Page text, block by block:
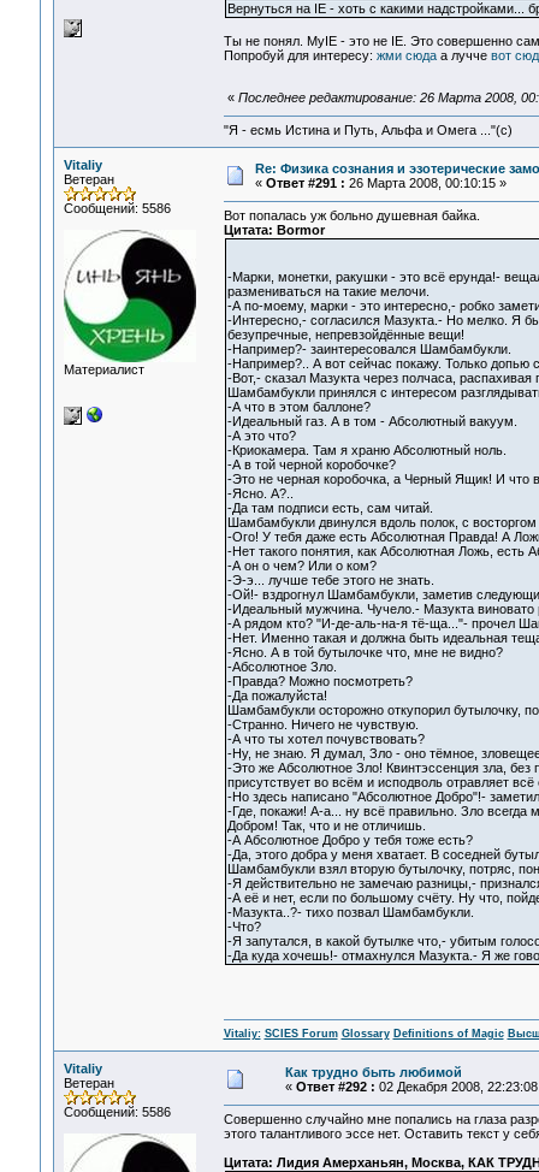
Вернуться на IE - хоть с какими надстройками...
Ты не понял. MyIE - это не IE. Это совершенно
Попробуй для интересу: жми сюдаа лучче вот
« Последнее редактирование: 26 Марта 2008,
"Я - есмь Истина и Путь, Альфа и Омега ..."(с)
Vitaliy
Ветеран
Сообщений: 5586
Материалист
Re: Физика сознания и эзотерические
« Ответ #291 : 26 Марта 2008, 00:10:15 »
Вот попалась уж больно душевная байка.
Цитата: Bormor
-Марки, монетки, ракушки - это всё ерунда!-
размениваться на такие мелочи.
-А по-моему, марки - это интересно,- робко
-Интересно,- согласился Мазукта.- Но мелко. Я
безупречные, непревзойдённые вещи!
-Например?- заинтересовался Шамбамбукли.
-Например?.. А вот сейчас покажу. Только допью
-Вот,- сказал Мазукта через полчаса,
Шамбамбукли принялся с интересом
-А что в этом баллоне?
-Идеальный газ. А в том - Абсолютный вакуум.
-А это что?
-Криокамера. Там я храню Абсолютный ноль.
-А в той черной коробочке?
-Это не черная коробочка, а Черный Ящик! И что
-Ясно. А?..
-Да там подписи есть, сам читай.
Шамбамбукли двинулся вдоль полок, с
-Ого! У тебя даже есть Абсолютная Правда! А
-Нет такого понятия, как Абсолютная Ложь, есть
-А он о чем? Или о ком?
-Э-э... лучше тебе этого не знать.
-Ой!- вздрогнул Шамбамбукли, заметив
-Идеальный мужчина. Чучело.- Мазукта
-А рядом кто? "И-де-аль-на-я тё-ща..."- прочел
-Нет. Именно такая и должна быть идеальная
-Ясно. А в той бутылочке что, мне не видно?
-Абсолютное Зло.
-Правда? Можно посмотреть?
-Да пожалуйста!
Шамбамбукли осторожно откупорил бутылочку,
-Странно. Ничего не чувствую.
-А что ты хотел почувствовать?
-Ну, не знаю. Я думал, Зло - оно тёмное,
-Это же Абсолютное Зло! Квинтэссенция зла,
присутствует во всём и исподволь отравляет
-Но здесь написано "Абсолютное Добро"!-
-Где, покажи! А-а... ну всё правильно. Зло всегда
Добром! Так, что и не отличишь.
-А Абсолютное Добро у тебя тоже есть?
-Да, этого добра у меня хватает. В соседней
Шамбамбукли взял вторую бутылочку, потряс,
-Я действительно не замечаю разницы,-
-А её и нет, если по большому счёту. Ну что,
-Мазукта..?- тихо позвал Шамбамбукли.
-Что?
-Я запутался, в какой бутылке что,- убитым
-Да куда хочешь!- отмахнулся Мазукта.- Я же
Vitaliy: SCIES Forum Glossary Definitions of Magic
Vitaliy
Ветеран
Сообщений: 5586
Как трудно быть любимой
« Ответ #292 : 02 Декабря 2008,
Совершенно случайно мне попались на глаза
этого талантливого эссе нет. Оставить текст у
Цитата: Лидия Амерханьян, Москва, КАК